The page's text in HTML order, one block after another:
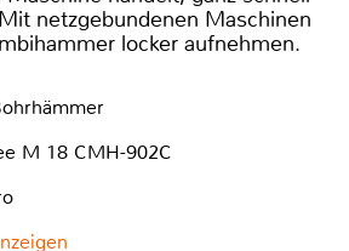
netzgebundenen Maschinen
locker aufnehmen.
M 18 CMH-902C